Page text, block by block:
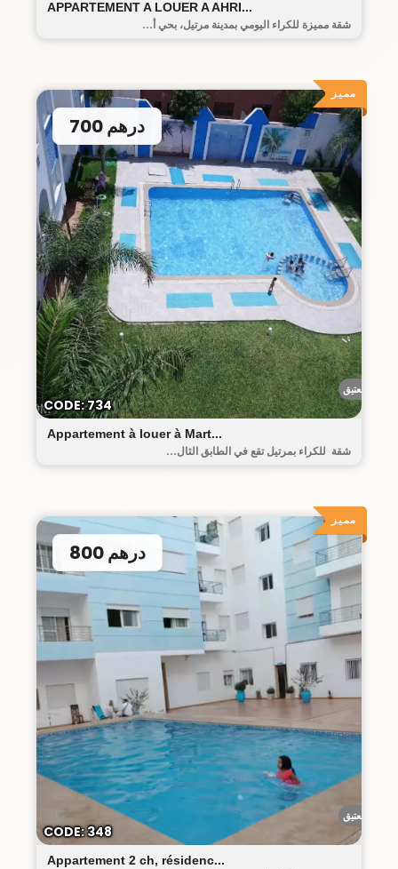
APPARTEMENT A LOUER A AHRI...
شقة مميزة للكراء اليومي بمدينة مرتيل، بحي أ...
مميز
البيت العتيق
Appartement à louer à Mart...
700 درهم
شقة للكراء بمرتيل تقع في الطابق الثال...
CODE: 734
مميز
البيت العتيق
Appartement 2 ch, résidenc...
800 درهم
CODE: 348